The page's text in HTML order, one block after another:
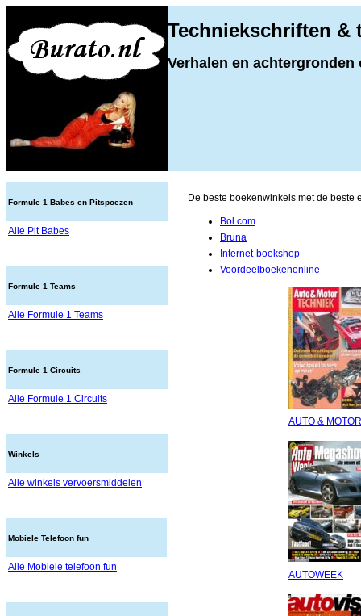
Techniekschriften &
Verhalen en achtergronden
Formule 1 Babes en Pitspoezen
Alle Pit Babes
Formule 1 Teams
Alle Formule 1 Teams
Formule 1 Circuits
Alle Formule 1 Circuits
Winkels
Alle winkels vervoersmiddelen
Mobiele Telefoon fun
Alle Mobiele telefoon fun
De beste boekenwinkels met de beste
Bol.com
Bruna
Internet-bookshop
Voordeelboekenonline
AUTO &
AUTOWEEK